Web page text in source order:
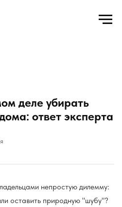
деле убирать
ответ эксперта
непростую дилемму:
оставить природную "шубу"?